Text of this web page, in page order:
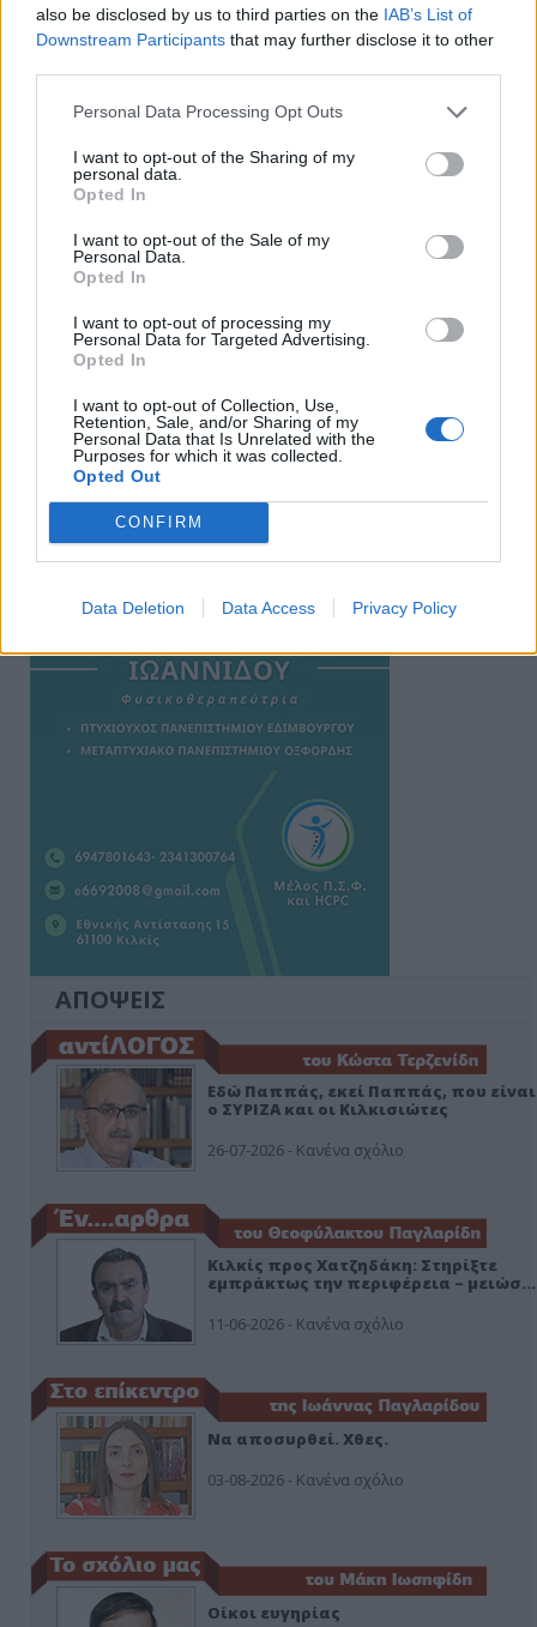
also be disclosed by us to third parties on the IAB’s List of
Downstream Participants that may further disclose it to other
Personal Data Processing Opt Outs
I want to opt-out of the Sharing of my
personal data.
Opted In
I want to opt-out of the Sale of my
Personal Data.
Opted In
I want to opt-out of processing my
Personal Data for Targeted Advertising.
Opted In
I want to opt-out of Collection, Use,
Retention, Sale, and/or Sharing of my
Personal Data that Is Unrelated with the
Purposes for which it was collected.
Opted Out
CONFIRM
Data Deletion Data Access Privacy Policy
Ειδήσεις 5-8-2026
ΑΠΟΨΕΙΣ
Εδώ Παππάς, εκεί Παππάς, που είναι
ο ΣΥΡΙΖΑ και οι Κιλκισιώτες
26-07-2026 - Κανένα σχόλιο
Κιλκίς προς Χατζηδάκη: Στηρίξτε
εμπράκτως την περιφέρεια – μειώσ…
11-06-2026 - Κανένα σχόλιο
Να αποσυρθεί. Χθες.
03-08-2026 - Κανένα σχόλιο
Οίκοι ευγηρίας